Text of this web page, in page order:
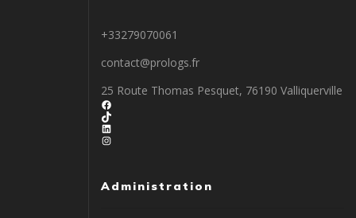
+33279070061
contact@prologs.fr
25 Route Thomas Pesquet, 76190 Valliquerville
Facebook
TikTok
LinkedIn
Instagram
Administration